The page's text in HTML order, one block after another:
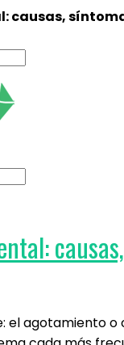
causas,
el agotamiento o